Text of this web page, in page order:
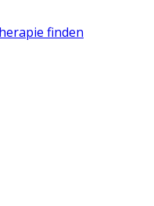
finden